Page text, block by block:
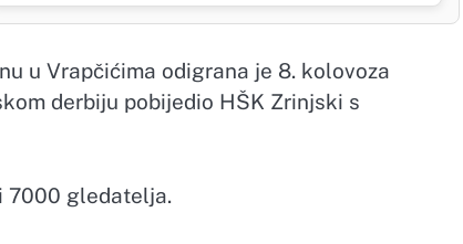
u Vrapčićima odigrana je 8. kolovoza
derbiju pobijedio HŠK Zrinjski s
7000 gledatelja.